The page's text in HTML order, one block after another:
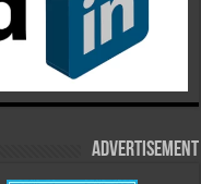
Advertisement